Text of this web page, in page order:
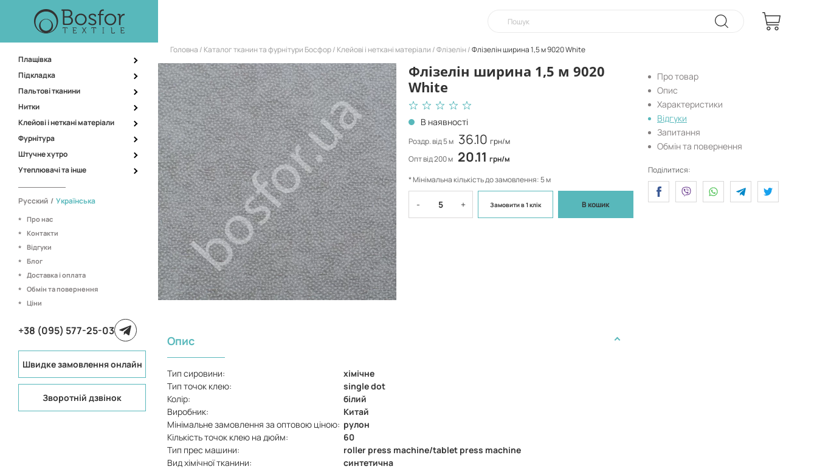
Плащівка
Підкладка
Пальтові тканини
Нитки
Клейові і неткані матеріали
Фурнітура
Штучне хутро
Утеплювачі та інше
Русский / Українська
Про нас
Контакти
Відгуки
Блог
Доставка і оплата
Обмін та повернення
Ціни
+38 (095) 577-25-03
Швидке замовлення онлайн
Зворотній дзвінок
Головна Каталог тканин та фурнітури Босфор Клейові і неткані матеріали Флізелін Флізелін ширина 1,5 м 9020 White
Флізелін ширина 1,5 м 9020
White
В наявності
Роздр. від 5 м 36.10 грн/м
Опт від 200 м 20.11 грн/м
* Мінімальна кількість до замовлення: 5 м
- + Замовитив 1 клік В кошик
Опис
Тип сировини:
хімічне
Тип точок клею:
single dot
Колір:
білий
Виробник:
Китай
Мінімальне замовлення за оптовою ціною: рулон
Кількість точок клею на дюйм:
60
Тип прес машини:
roller press machine/tablet press machine
Вид хімічної тканини:
синтетична
Про товар
Опис
Характеристики
Відгуки
Запитання
Обмін та повернення
Поділитися: